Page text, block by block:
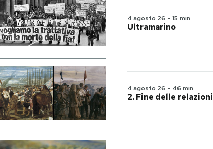
4 agosto 26 - 15 min
Ultramarino
4 agosto 26 - 46 min
2. Fine delle relazioni